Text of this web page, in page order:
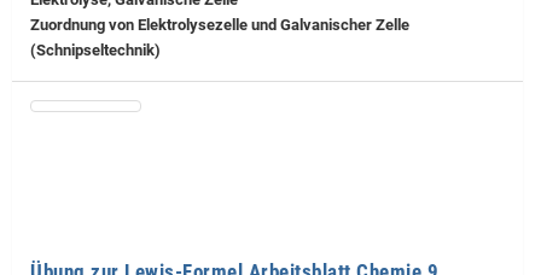
Zuordnung von Elektrolysezelle und Galvanischer Zelle
(Schnipseltechnik)